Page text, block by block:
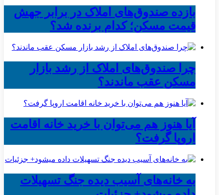
بازده صندوق‌های املاک در برابر جهش
قیمت مسکن؛ کدام برنده شد؟
چرا صندوق‌های املاک از رشد بازار
مسکن عقب ماندند؟
آیا هنوز هم می‌توان با خرید خانه اقامت
اروپا گرفت؟
به خانه‌های آسیب دیده جنگ تسهیلات